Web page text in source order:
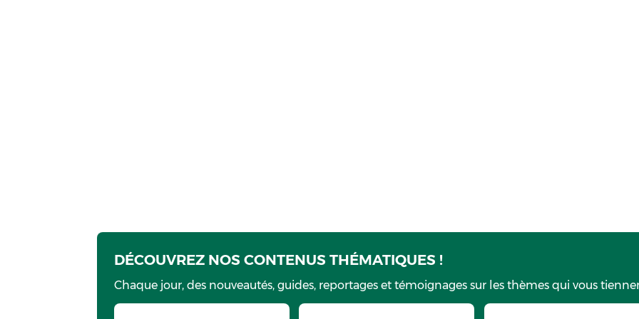
DÉCOUVREZ NOS CONTENUS THÉMATIQUES !
Chaque jour, des nouveautés, guides, reportages et témoignages sur les thèmes qui vous